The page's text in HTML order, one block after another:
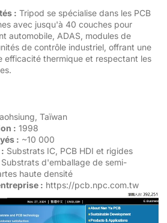
: Tripod se spécialise dans les PCB
avec jusqu'à 40 couches pour
automobile, ADAS, modules de
de contrôle industriel, offrant une
efficacité thermique et respectant les
Taïwan
: 1998
: ~10 000
Substrats IC, PCB HDI et rigides
Substrats d'emballage de semi-
haute densité
: https://pcb.npc.com.tw